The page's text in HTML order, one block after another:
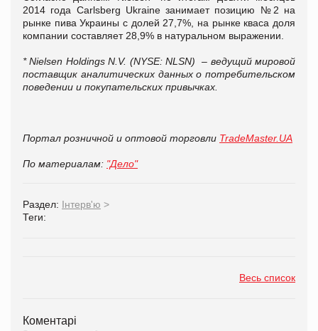
2014 года Carlsberg Ukraine занимает позицию №2 на
рынке пива Украины с долей 27,7%, на рынке кваса доля
компании составляет 28,9% в натуральном выражении.
* Nielsen Holdings N.V. (NYSE: NLSN) – ведущий мировой
поставщик аналитических данных о потребительском
поведении и покупательских привычках.
Портал розничной и оптовой торговли TradeMaster.UA
По материалам: "Дело"
Раздел: Інтерв'ю >
Теги:
Весь список
Коментарі